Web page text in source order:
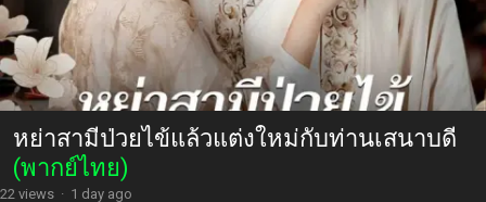
หย่าสามีป่วยไข้แล้วแต่งใหม่กับท่านเสนาบดี
(พากย์ไทย)
22 views · 1 day ago